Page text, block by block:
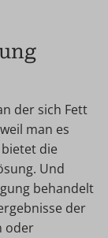
der sich Fett
man es
die
Und
behandelt
der
oder